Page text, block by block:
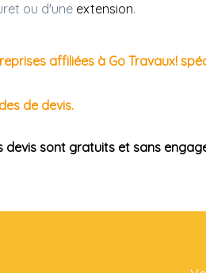
ou d'une extension.
affiliées à Go Travaux!
de devis.
devis sont gratuits et sans